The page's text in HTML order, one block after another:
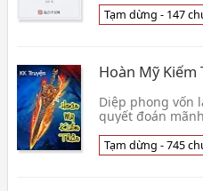
sáng lên👦 Kỳ
Tạm dừng - 147
Hoàn Mỹ Kiếm
Diệp phong vốn
quyết đoán
nhờ vào lần này
lục. Vô cực đại
Tạm dừng - 745